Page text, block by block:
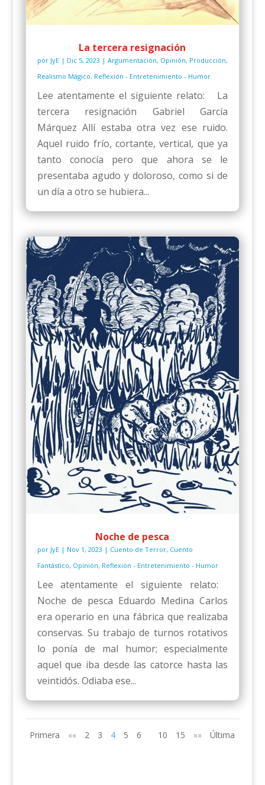
La tercera resignación
por JyE| Dic 5, 2023 | Argumentación, Opinión, Producción,
Realismo Mágico, Reflexión - Entretenimiento - Humor
Lee atentamente el siguiente relato: La
tercera resignación Gabriel García
Márquez Allí estaba otra vez ese ruido.
Aquel ruido frío, cortante, vertical, que ya
tanto conocía pero que ahora se le
presentaba agudo y doloroso, como si de
un día a otro se hubiera...
Noche de pesca
por JyE| Nov 1, 2023 | Cuento de Terror, Cuento
Fantástico, Opinión, Reflexión - Entretenimiento - Humor
Lee atentamente el siguiente relato:
Noche de pesca Eduardo Medina Carlos
era operario en una fábrica que realizaba
conservas. Su trabajo de turnos rotativos
lo ponía de mal humor; especialmente
aquel que iba desde las catorce hasta las
veintidós. Odiaba ese...
Primera «« 2 3 4 5 6 10 15 »» Última